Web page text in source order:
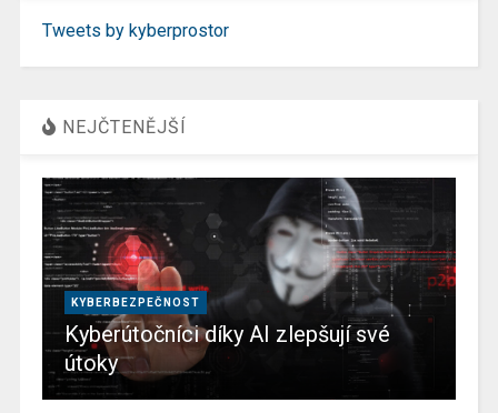
Tweets by kyberprostor
NEJČTENĚJŠÍ
KYBERBEZPEČNOST
Kyberútočníci díky AI zlepšují své
útoky